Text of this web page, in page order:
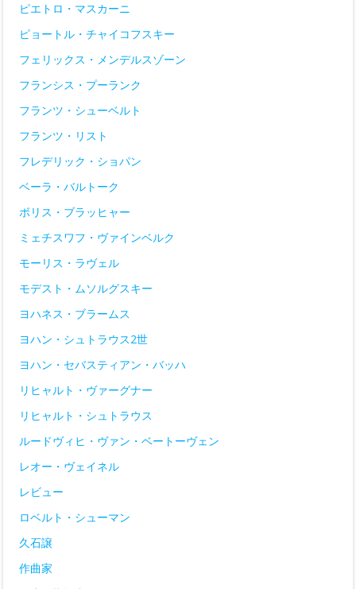
ピエトロ・マスカーニ
ピョートル・チャイコフスキー
フェリックス・メンデルスゾーン
フランシス・プーランク
フランツ・シューベルト
フランツ・リスト
フレデリック・ショパン
ベーラ・バルトーク
ボリス・ブラッヒャー
ミェチスワフ・ヴァインベルク
モーリス・ラヴェル
モデスト・ムソルグスキー
ヨハネス・ブラームス
ヨハン・シュトラウス2世
ヨハン・セバスティアン・バッハ
リヒャルト・ヴァーグナー
リヒャルト・シュトラウス
ルードヴィヒ・ヴァン・ベートーヴェン
レオー・ヴェイネル
レビュー
ロベルト・シューマン
久石譲
作曲家